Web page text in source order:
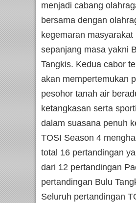
menjadi cabang
bersama dengan
kegemaran masyarakat
sepanjang masa yakni
Tangkis. Kedua cabor
akan mempertemukan
pesohor tanah air
ketangkasan serta
dalam suasana penuh
TOSI Season 4
total 16 pertandingan
dari 12 pertandingan
pertandingan Bulu
Seluruh pertandingan